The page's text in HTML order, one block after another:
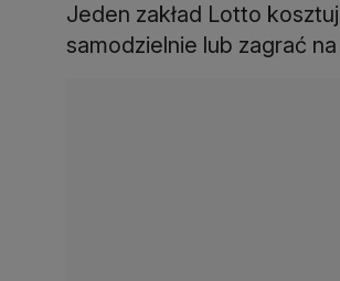
Jeden zakład Lotto
samodzielnie lub zagrać na